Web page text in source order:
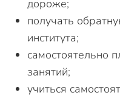
дороже;
получать
института;
самостоятельно
занятий;
учиться